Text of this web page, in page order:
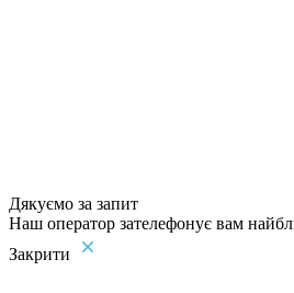
Дякуємо за запит
Наш оператор зателефонує вам
Закрити